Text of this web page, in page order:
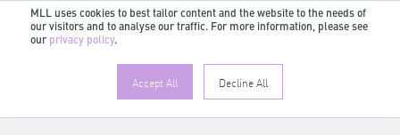
MLL uses cookies to best tailor content and the website to the needs of
our visitors and to analyse our traffic. For more information, please see
our privacy policy.
Accept All Decline All
DE